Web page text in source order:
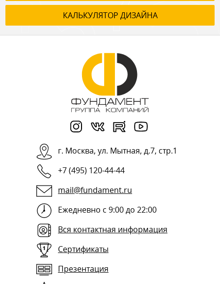
КАЛЬКУЛЯТОР ДИЗАЙНА
г. Москва, ул. Мытная, д.7, стр.1
+7 (495) 120-44-44
mail@fundament.ru
Ежедневно с 9:00 до 22:00
Вся контактная информация
Сертификаты
Презентация